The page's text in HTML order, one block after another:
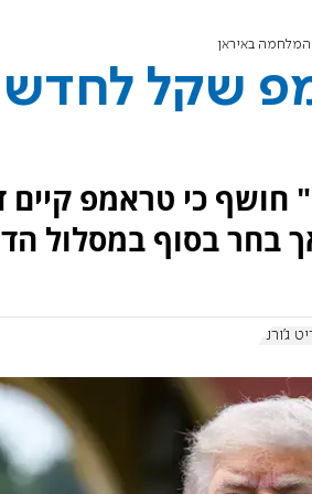
באיראן
שקל
חושף כי טראמפ קיים
בחר בסוף במסלול
ג'ורנל